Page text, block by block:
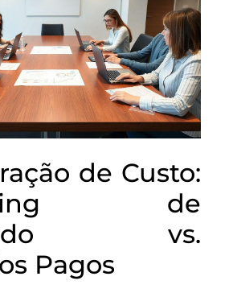
de Custo:
de
vs.
Pagos